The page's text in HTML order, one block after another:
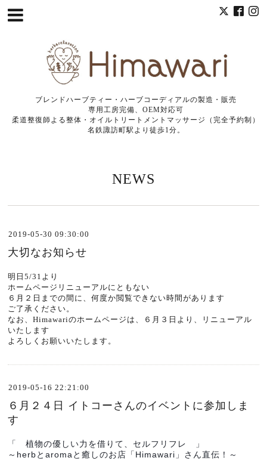
ブレンドハーブティー・ハーブコーディアルの製造・販売
専用工房完備、OEM対応可
柔道整復師よる整体・オイルトリートメントマッサージ（完全予約制）
名鉄諏訪町駅より徒歩1分。
NEWS
2019-05-30 09:30:00
大切なお知らせ
明日5/31より
ホームページリニューアルにともない
６月２日までの間に、何度か閲覧できない時間があります
ご了承ください。
なお、Himawariのホームページは、６月３日より、リニューアル
いたします
よろしくお願いいたします。
2019-05-16 22:21:00
６月２４日 イトコーさんのイベントに参加しま
す
「　植物の優しい力を借りて、セルフリフレ　」
～herbとaromaと癒しのお店「Himawari」さん直伝！～